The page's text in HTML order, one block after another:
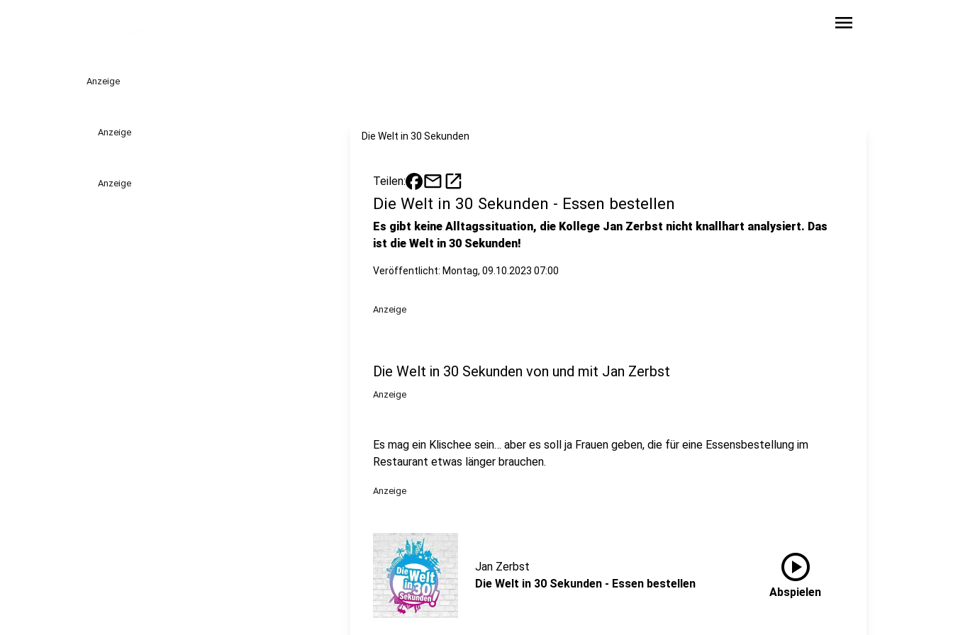
menu
Anzeige
Anzeige
Anzeige
Die Welt in 30 Sekunden
Teilen: mailopen_in_new
Die Welt in 30 Sekunden - Essen bestellen
Es gibt keine Alltagssituation, die Kollege Jan Zerbst nicht knallhart analysiert. Das
ist die Welt in 30 Sekunden!
Veröffentlicht: Montag, 09.10.2023 07:00
Anzeige
Die Welt in 30 Sekunden von und mit Jan Zerbst
Anzeige
Es mag ein Klischee sein… aber es soll ja Frauen geben, die für eine Essensbestellung im
Restaurant etwas länger brauchen.
Anzeige
Jan Zerbst
Die Welt in 30 Sekunden - Essen bestellen
play_circle
Abspielen